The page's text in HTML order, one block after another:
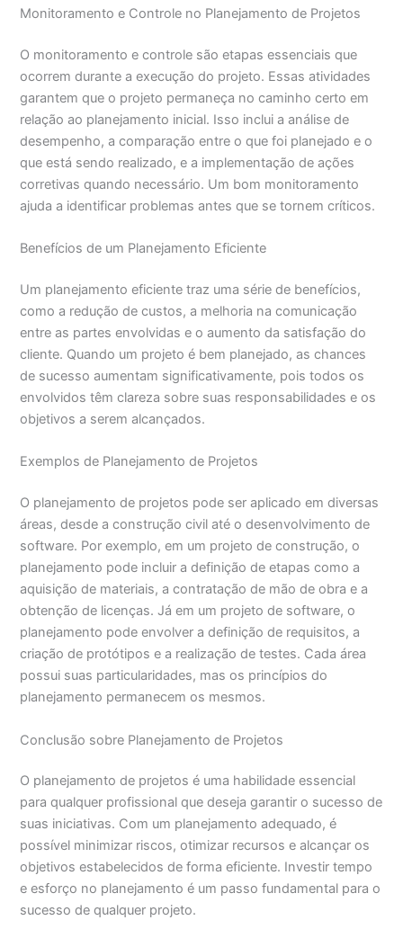
Monitoramento e Controle no Planejamento de Projetos
O monitoramento e controle são etapas essenciais que
ocorrem durante a execução do projeto. Essas atividades
garantem que o projeto permaneça no caminho certo em
relação ao planejamento inicial. Isso inclui a análise de
desempenho, a comparação entre o que foi planejado e o
que está sendo realizado, e a implementação de ações
corretivas quando necessário. Um bom monitoramento
ajuda a identificar problemas antes que se tornem críticos.
Benefícios de um Planejamento Eficiente
Um planejamento eficiente traz uma série de benefícios,
como a redução de custos, a melhoria na comunicação
entre as partes envolvidas e o aumento da satisfação do
cliente. Quando um projeto é bem planejado, as chances
de sucesso aumentam significativamente, pois todos os
envolvidos têm clareza sobre suas responsabilidades e os
objetivos a serem alcançados.
Exemplos de Planejamento de Projetos
O planejamento de projetos pode ser aplicado em diversas
áreas, desde a construção civil até o desenvolvimento de
software. Por exemplo, em um projeto de construção, o
planejamento pode incluir a definição de etapas como a
aquisição de materiais, a contratação de mão de obra e a
obtenção de licenças. Já em um projeto de software, o
planejamento pode envolver a definição de requisitos, a
criação de protótipos e a realização de testes. Cada área
possui suas particularidades, mas os princípios do
planejamento permanecem os mesmos.
Conclusão sobre Planejamento de Projetos
O planejamento de projetos é uma habilidade essencial
para qualquer profissional que deseja garantir o sucesso de
suas iniciativas. Com um planejamento adequado, é
possível minimizar riscos, otimizar recursos e alcançar os
objetivos estabelecidos de forma eficiente. Investir tempo
e esforço no planejamento é um passo fundamental para o
sucesso de qualquer projeto.